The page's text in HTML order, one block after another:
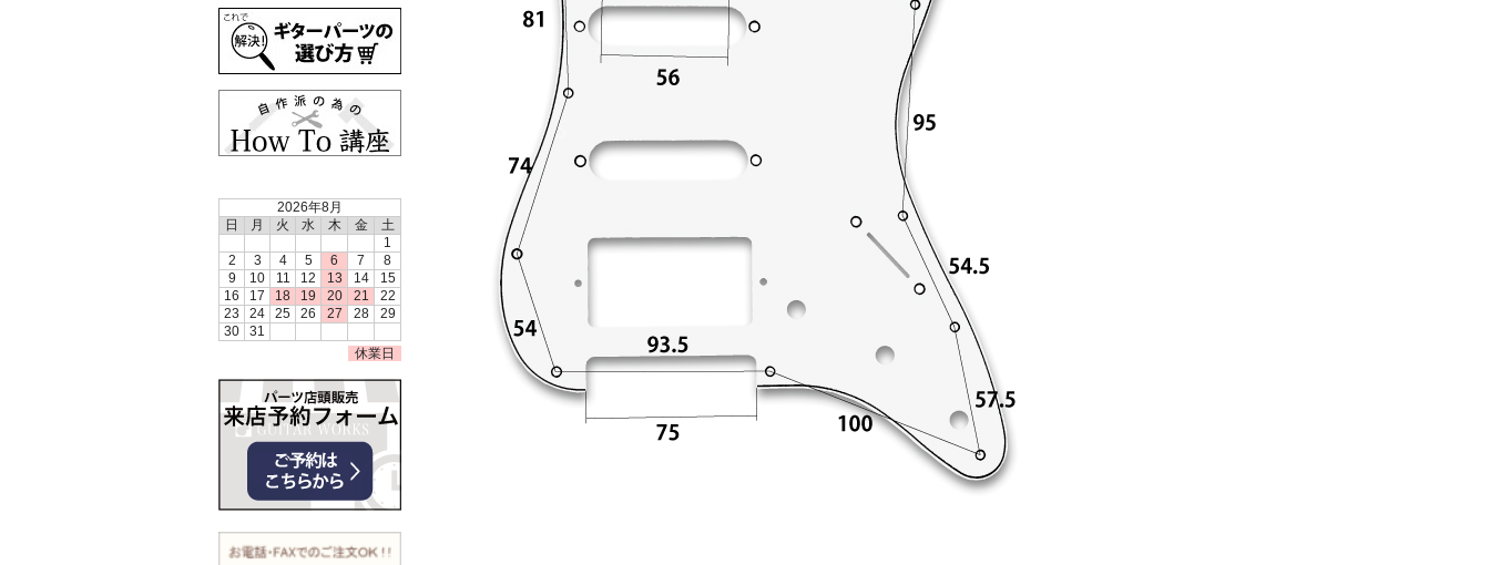
2026年8月
日
月 火 水 木 金
土
1
2
3 4 5 6 7
8
9
10 11 12 13 14
15
16
17 18 19 20 21
22
23
24 25 26 27 28
29
30
31
休業日